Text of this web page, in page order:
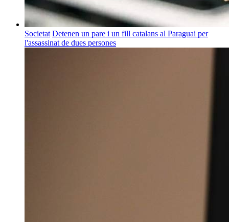
Societat Detenen un pare i un fill catalans al Paraguai per
l'assassinat de dues persones